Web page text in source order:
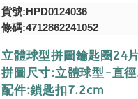
貨號:HPD0124036
條碼:4712862241052
立體球型拼圖鑰匙圈24
拼圖尺寸:立體球型-直
配件:鎖匙扣7.2cm